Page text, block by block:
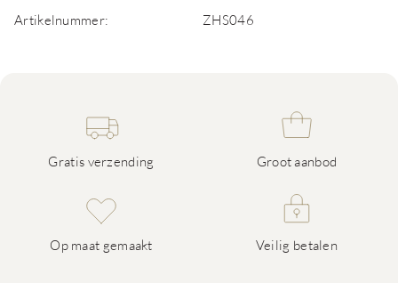
Artikelnummer: ZHS046
Gratis verzending Groot aanbod
Op maat gemaakt Veilig betalen